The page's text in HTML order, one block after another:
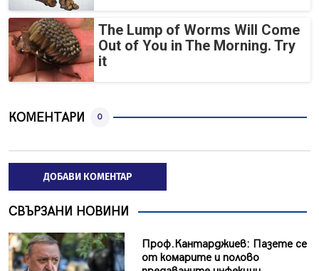
The Lump of Worms Will Come
Out of You in The Morning. Try
it
КОМЕНТАРИ 0
ДОБАВИ КОМЕНТАР
СВЪРЗАНИ НОВИНИ
Проф.Кантарджиев: Пазете се
от комарите и полово